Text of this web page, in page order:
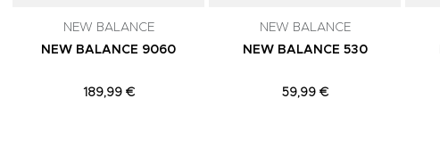
NEW BALANCE
NEW BALANCE 9060
189,99 €
NEW BALANCE
NEW BALANCE 530
59,99 €